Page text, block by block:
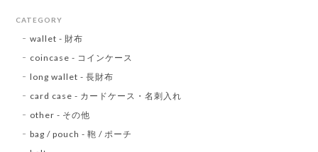
CATEGORY
wallet - 財布
coincase - コインケース
long wallet - 長財布
card case - カードケース・名刺入れ
other - その他
bag / pouch - 鞄 / ポーチ